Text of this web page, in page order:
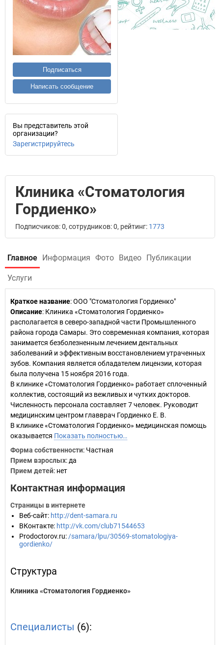
Подписаться
Написать сообщение
Вы представитель этой
организации?
Зарегистрируйтесь
Клиника «Стоматология
Гордиенко»
Подписчиков: 0, сотрудников: 0, рейтинг: 1773
Главное Информация Фото Видео Публикации
Услуги
Краткое название:ООО "Стоматология Гордиенко"
Описание: Клиника «Стоматология Гордиенко»
располагается в северо-западной части Промышленного
района города Самары. Это современная компания, которая
занимается безболезненным лечением дентальных
заболеваний и эффективным восстановлением утраченных
зубов. Компания является обладателем лицензии, которая
была получена 15 ноября 2016 года.
В клинике «Стоматология Гордиенко» работает сплоченный
коллектив, состоящий из вежливых и чутких докторов.
Численность персонала составляет 7 человек. Руководит
медицинским центром главврач Гордиенко Е. В.
В клинике «Стоматология Гордиенко» медицинская помощь
оказывается Показать полностью…
Форма собственности: Частная
Прием взрослых: да
Прием детей: нет
Контактная информация
Страницы в интернете
Веб-сайт: http://dent-samara.ru
ВКонтакте: http://vk.com/club71544653
Prodoctorov.ru: /samara/lpu/30569-stomatologiya-
gordienko/
Структура
Клиника «Стоматология Гордиенко»
Специалисты (6):